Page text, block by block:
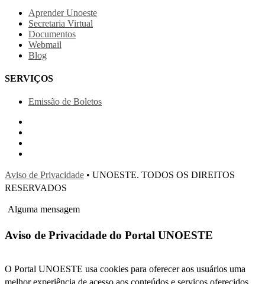
Aprender Unoeste
Secretaria Virtual
Documentos
Webmail
Blog
SERVIÇOS
Emissão de Boletos
Aviso de Privacidade • UNOESTE. TODOS OS DIREITOS
RESERVADOS
Alguma mensagem
Aviso de Privacidade do Portal UNOESTE
O Portal UNOESTE usa cookies para oferecer aos usuários uma
melhor experiência de acesso aos conteúdos e serviços oferecidos.